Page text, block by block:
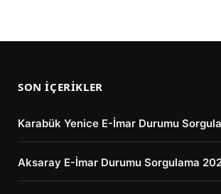
SON İÇERIKLER
Karabük Yenice E-İmar Durumu
Aksaray E-İmar Durumu Sorgulama